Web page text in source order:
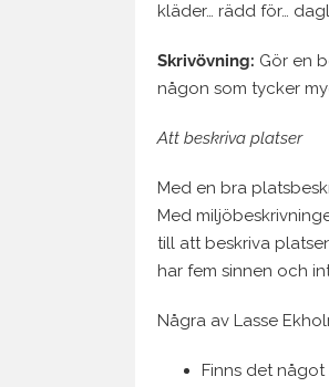
kläder… rädd för…
Skrivövning: Gör en
någon som tycker
Att beskriva platser
Med en bra
Med
till att beskriva
har fem sinnen och
Några av Lasse
Finns det